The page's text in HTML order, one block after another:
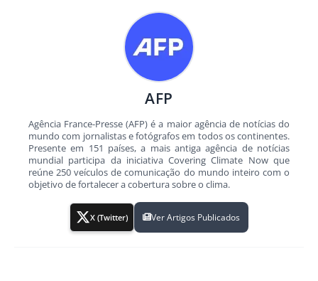
AFP
Agência France-Presse (AFP) é a maior agência de notícias do
mundo com jornalistas e fotógrafos em todos os continentes.
Presente em 151 países, a mais antiga agência de notícias
mundial participa da iniciativa Covering Climate Now que
reúne 250 veículos de comunicação do mundo inteiro com o
objetivo de fortalecer a cobertura sobre o clima.
X (Twitter) Ver Artigos Publicados